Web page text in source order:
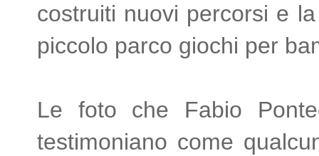
costruiti nuovi percorsi e
piccolo parco giochi per
Le foto che Fabio
testimoniano come